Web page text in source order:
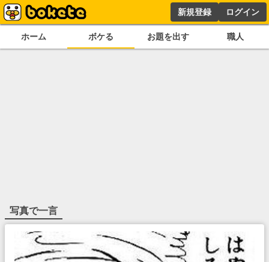
新規登録 ログイン
ホーム ボケる お題を出す 職人
写真で一言